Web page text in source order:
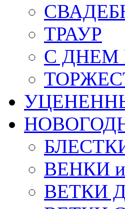
ТРАУР
С ДНЕМ
ВЕНКИ
ВЕТКИ